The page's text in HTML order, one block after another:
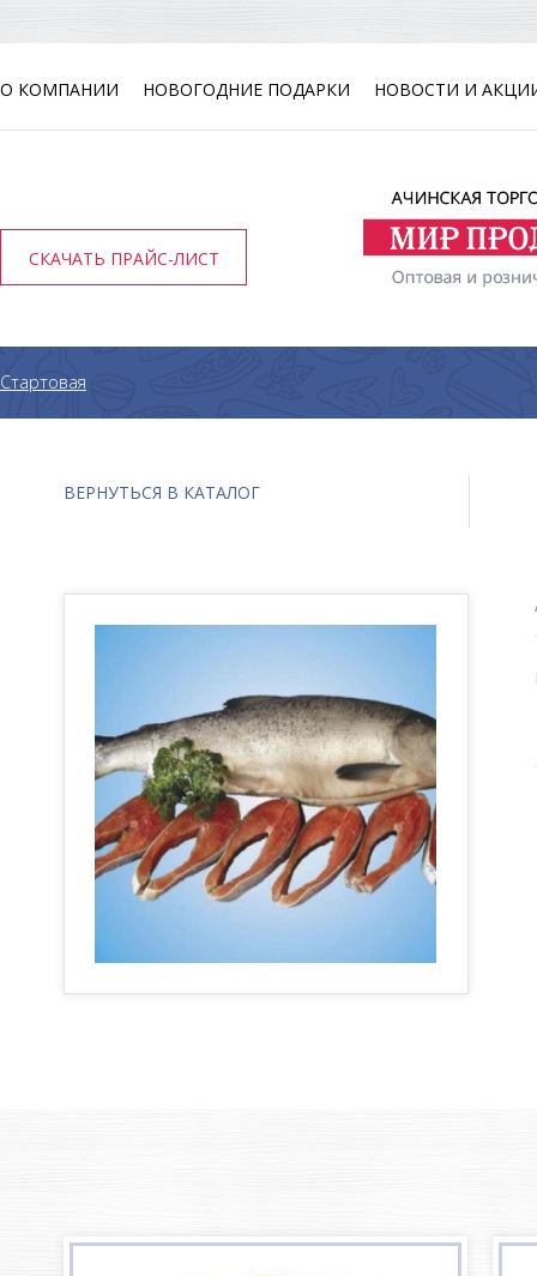
О КОМПАНИИ НОВОГОДНИЕ ПОДАРКИ НОВОСТИ И
СКАЧАТЬ ПРАЙС-ЛИСТ
Стартовая
ВЕРНУТЬСЯ В КАТАЛОГ